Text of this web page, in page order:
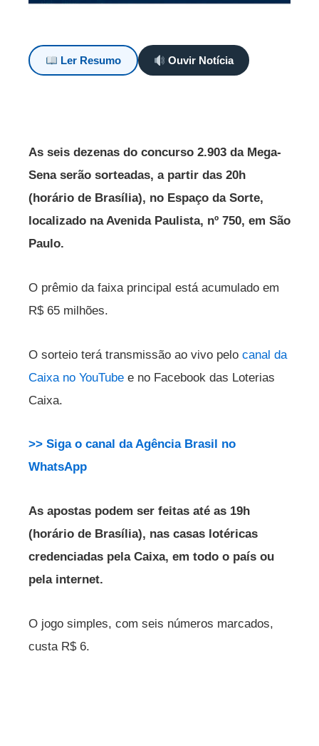
Ler Resumo Ouvir Notícia
As seis dezenas do concurso 2.903 da Mega-
Sena serão sorteadas, a partir das 20h
(horário de Brasília), no Espaço da Sorte,
localizado na Avenida Paulista, nº 750, em São
Paulo.
O prêmio da faixa principal está acumulado em
R$ 65 milhões.
O sorteio terá transmissão ao vivo pelo canal da
Caixa no YouTube e no Facebook das Loterias
Caixa.
>> Siga o canal da Agência Brasil no
WhatsApp
As apostas podem ser feitas até as 19h
(horário de Brasília), nas casas lotéricas
credenciadas pela Caixa, em todo o país ou
pela internet.
O jogo simples, com seis números marcados,
custa R$ 6.